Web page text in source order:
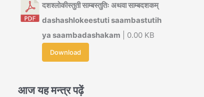
दशश्लोकीस्तुती साम्बस्तुतिः अथवा साम्बदशकम्
dashashlokeestuti saambastutih
ya saambadashakam | 0.00 KB
Download
आज यह मन्त्र पढ़ें